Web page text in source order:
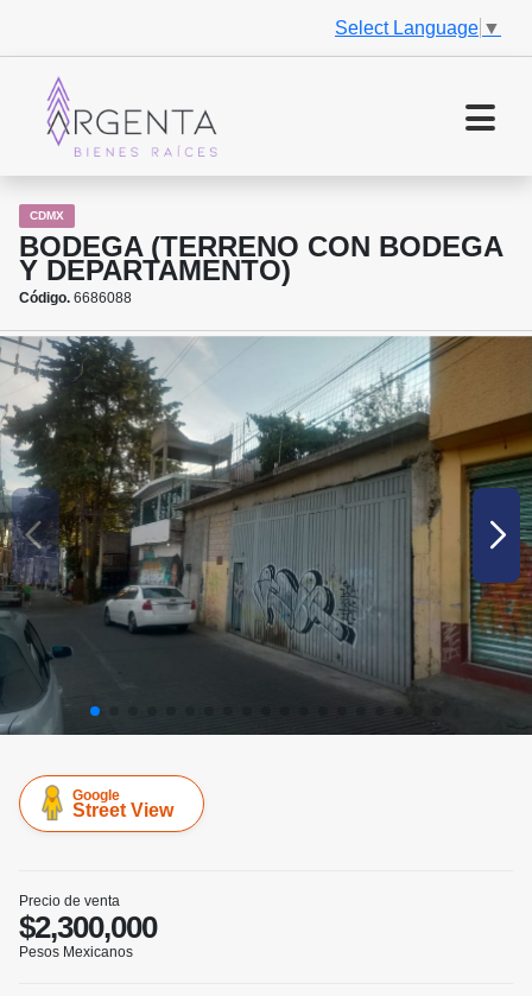
Select Language ▼
CDMX
BODEGA (TERRENO CON BODEGA
Y DEPARTAMENTO)
Código. 6686088
Google
Street View
Precio de venta
$2,300,000
Pesos Mexicanos